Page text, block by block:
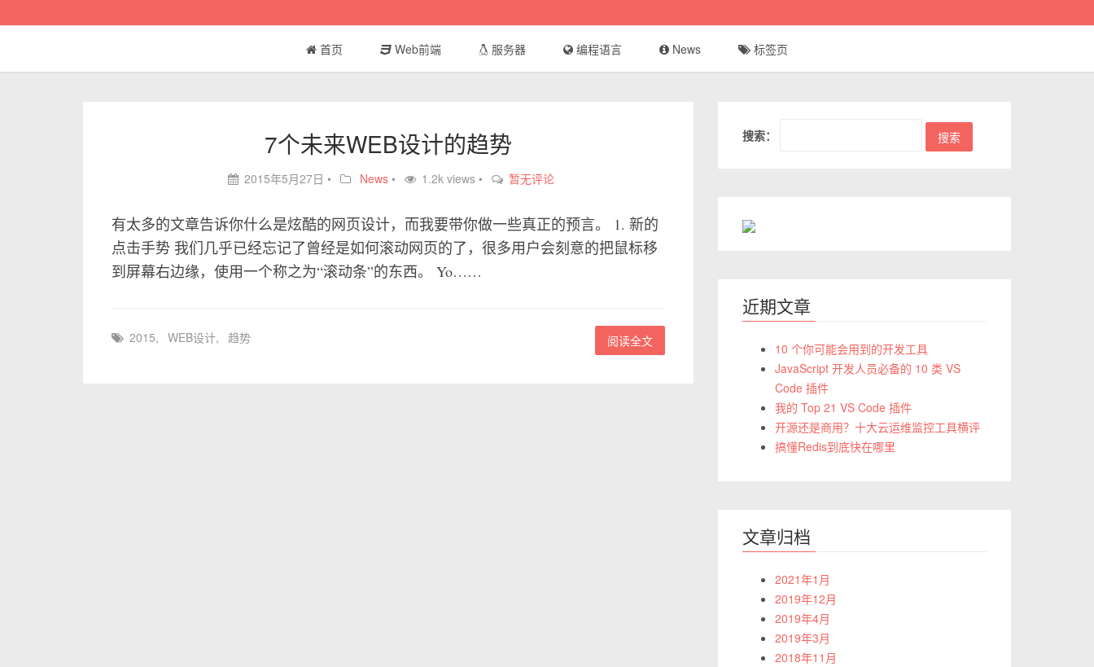
首页 Web前端 服务器 编程语言 News 标签页
7个未来WEB设计的趋势
2015年5月27日 • News • 1.2k views • 暂无评论
有太多的文章告诉你什么是炫酷的网页设计，而我要带你做一些真正的预言。 1. 新的
点击手势 我们几乎已经忘记了曾经是如何滚动网页的了，很多用户会刻意的把鼠标移
到屏幕右边缘，使用一个称之为“滚动条”的东西。 Yo……
2015, WEB设计, 趋势 阅读全文
搜索：
近期文章
10 个你可能会用到的开发工具
JavaScript 开发人员必备的 10 类 VS
Code 插件
我的 Top 21 VS Code 插件
开源还是商用？十大云运维监控工具横评
搞懂Redis到底快在哪里
文章归档
2021年1月
2019年12月
2019年4月
2019年3月
2018年11月